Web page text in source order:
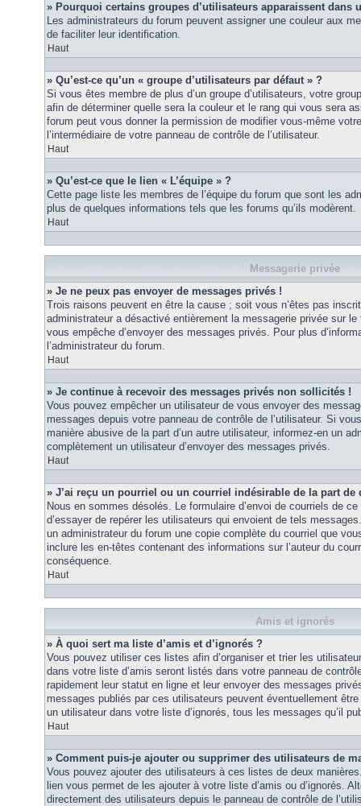
» Pourquoi certains groupes d’utilisateurs apparaissent dans
Les administrateurs du forum peuvent assigner une couleur aux
de faciliter leur identification.
Haut
» Qu’est-ce qu’un « groupe d’utilisateurs par défaut » ?
Si vous êtes membre de plus d’un groupe d’utilisateurs, votre
afin de déterminer quelle sera la couleur et le rang qui vous sera
forum peut vous donner la permission de modifier vous-même
l’intermédiaire de votre panneau de contrôle de l’utilisateur.
Haut
» Qu’est-ce que le lien « L’équipe » ?
Cette page liste les membres de l’équipe du forum que sont les
plus de quelques informations tels que les forums qu’ils modèrent.
Haut
Messagerie privée
» Je ne peux pas envoyer de messages privés !
Trois raisons peuvent en être la cause ; soit vous n’êtes pas
administrateur a désactivé entièrement la messagerie privée sur
vous empêche d’envoyer des messages privés. Pour plus
l’administrateur du forum.
Haut
» Je continue à recevoir des messages privés non sollicités !
Vous pouvez empêcher un utilisateur de vous envoyer des
messages depuis votre panneau de contrôle de l’utilisateur. Si
manière abusive de la part d’un autre utilisateur, informez-en un
complètement un utilisateur d’envoyer des messages privés.
Haut
» J’ai reçu un pourriel ou un courriel indésirable de la part de
Nous en sommes désolés. Le formulaire d’envoi de courriels de
d’essayer de repérer les utilisateurs qui envoient de tels
un administrateur du forum une copie complète du courriel que
inclure les en-têtes contenant des informations sur l’auteur du
conséquence.
Haut
Amis et ignorés
» À quoi sert ma liste d’amis et d’ignorés ?
Vous pouvez utiliser ces listes afin d’organiser et trier les
dans votre liste d’amis seront listés dans votre panneau de
rapidement leur statut en ligne et leur envoyer des messages
messages publiés par ces utilisateurs peuvent éventuellement
un utilisateur dans votre liste d’ignorés, tous les messages qu’il
Haut
» Comment puis-je ajouter ou supprimer des utilisateurs de
Vous pouvez ajouter des utilisateurs à ces listes de deux
lien vous permet de les ajouter à votre liste d’amis ou d’ignorés.
directement des utilisateurs depuis le panneau de contrôle de